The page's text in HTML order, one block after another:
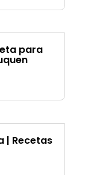
para
| Recetas